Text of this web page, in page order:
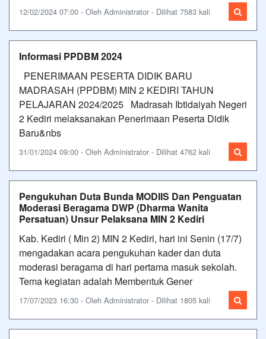
12/02/2024 07:00 - Oleh Administrator - Dilihat 7583 kali
Informasi PPDBM 2024
PENERIMAAN PESERTA DIDIK BARU
MADRASAH (PPDBM) MIN 2 KEDIRI TAHUN
PELAJARAN 2024/2025 Madrasah Ibtidaiyah Negeri
2 Kediri melaksanakan Penerimaan Peserta Didik
Baru&nbs
31/01/2024 09:00 - Oleh Administrator - Dilihat 4762 kali
Pengukuhan Duta Bunda MODIIS Dan Penguatan
Moderasi Beragama DWP (Dharma Wanita
Persatuan) Unsur Pelaksana MIN 2 Kediri
Kab. Kediri ( Min 2) MIN 2 Kediri, hari ini Senin (17/7)
mengadakan acara pengukuhan kader dan duta
moderasi beragama di hari pertama masuk sekolah.
Tema kegiatan adalah Membentuk Gener
17/07/2023 16:30 - Oleh Administrator - Dilihat 1805 kali